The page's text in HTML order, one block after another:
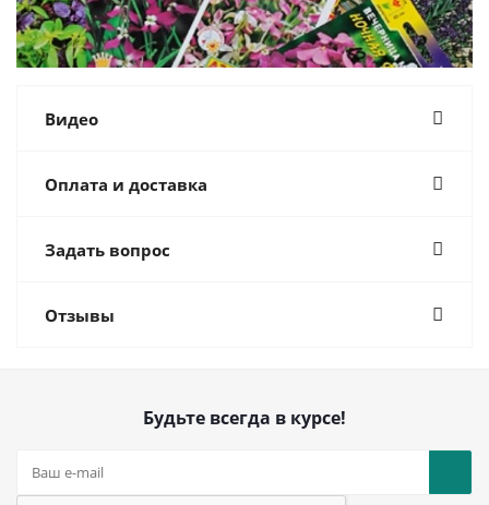
Видео
Оплата и доставка
Задать вопрос
Отзывы
Будьте всегда в курсе!